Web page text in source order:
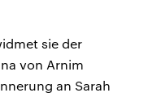
sie der
von Arnim
an Sarah